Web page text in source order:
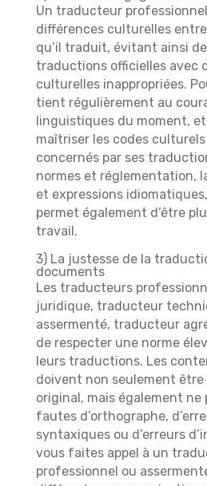
Un traducteur
différences culturelles
qu’il traduit, évitant ainsi
traductions officielles avec
culturelles inappropriées.
tient régulièrement au
linguistiques du moment, et
maîtriser les codes
concernés par ses
normes et réglementation,
et expressions
permet également d’être
travail.
3) La justesse de la
documents
Les traducteurs
juridique, traducteur
assermenté, traducteur
de respecter une norme
leurs traductions. Les
doivent non seulement être
original, mais également ne
fautes d’orthographe,
syntaxiques ou d’erreurs
vous faites appel à un
professionnel ou